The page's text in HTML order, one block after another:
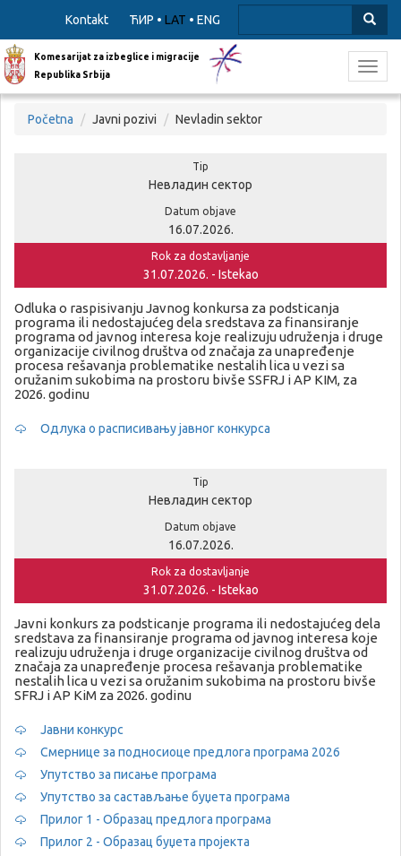
Kontakt ЋИР • LAT • ENG
Komesarijat za izbeglice i migracije
Republika Srbija
Početna Javni pozivi Nevladin sektor
Tip
Невладин сектор
Datum objave
16.07.2026.
Rok za dostavljanje
31.07.2026. - Istekao
Odluka o raspisivanju Javnog konkursa za podsticanja
programa ili nedostajućeg dela sredstava za finansiranje
programa od javnog interesa koje realizuju udruženja i druge
organizacije civilnog društva od značaja za unapređenje
procesa rešavanja problematike nestalih lica u vezi sa
oružanim sukobima na prostoru bivše SSFRJ i AP KIM, za
2026. godinu
Одлука о расписивању јавног конкурса
Tip
Невладин сектор
Datum objave
16.07.2026.
Rok za dostavljanje
31.07.2026. - Istekao
Javni konkurs za podsticanje programa ili nedostajućeg dela
sredstava za finansiranje programa od javnog interesa koje
realizuju udruženja i druge organizacije civilnog društva od
značaja za unapređenje procesa rešavanja problematike
nestalih lica u vezi sa oružanim sukobima na prostoru bivše
SFRJ i AP KiM za 2026. godinu
Јавни конкурс
Смернице за подносиоце предлога програма 2026
Упутство за писање програма
Упутство за састављање буџета програма
Прилог 1 - Образац предлога програма
Прилог 2 - Образац буџета пројекта